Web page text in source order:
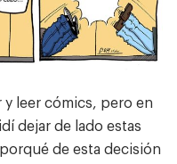
leer cómics, pero en
dejar de lado estas
de esta decisión